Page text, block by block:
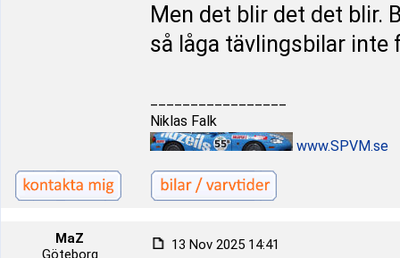
Men det blir det det blir.
så låga tävlingsbilar inte
Niklas Falk
www.SPVM.se
MaZ
Göteborg
13 Nov 2025 14:41